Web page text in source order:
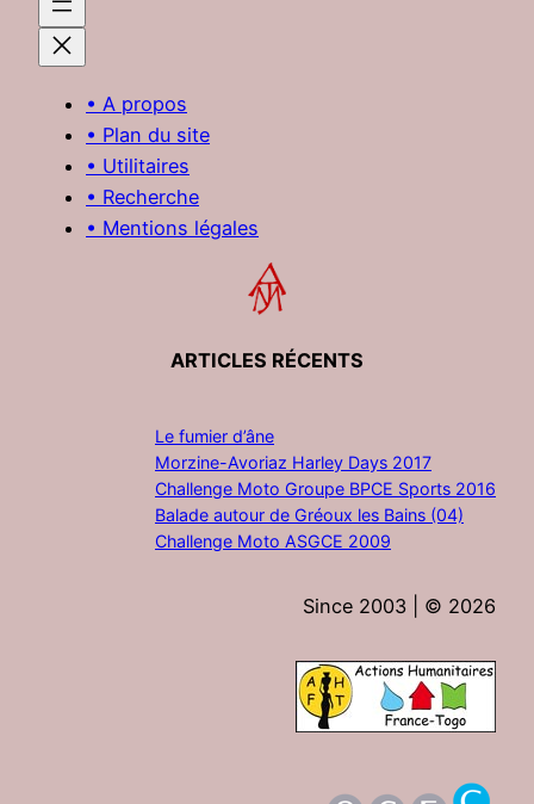
• A propos
• Plan du site
• Utilitaires
• Recherche
• Mentions légales
ARTICLES RÉCENTS
Le fumier d’âne
Morzine-Avoriaz Harley Days 2017
Challenge Moto Groupe BPCE Sports 2016
Balade autour de Gréoux les Bains (04)
Challenge Moto ASGCE 2009
Since 2003 | © 2026